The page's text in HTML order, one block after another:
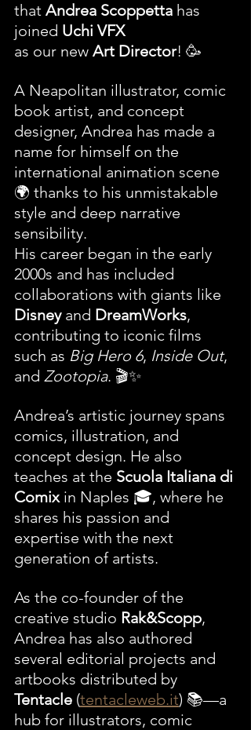
that Andrea Scoppetta has
joined Uchi VFX
as our new Art Director! 🥳
A Neapolitan illustrator, comic
book artist, and concept
designer, Andrea has made a
name for himself on the
international animation scene
🌍 thanks to his unmistakable
style and deep narrative
sensibility.
His career began in the early
2000s and has included
collaborations with giants like
Disney and DreamWorks,
contributing to iconic films
such as Big Hero 6, Inside Out,
and Zootopia. 🎬✨
Andrea’s artistic journey spans
comics, illustration, and
concept design. He also
teaches at the Scuola Italiana di
Comix in Naples 🎓, where he
shares his passion and
expertise with the next
generation of artists.
As the co-founder of the
creative studio Rak&Scopp,
Andrea has also authored
several editorial projects and
artbooks distributed by
Tentacle (tentacleweb.it) 📚—a
hub for illustrators, comic